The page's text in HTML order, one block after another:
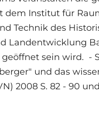
Institut für
Technik des
Landentwicklung
sein wird. -
und das
2008 S. 82 - 90